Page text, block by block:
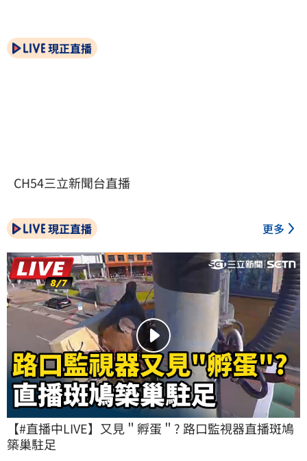
現正直播
CH54三立新聞台直播
現正直播 更多
【#直播中LIVE】又見＂孵蛋＂? 路口監視器直播斑鳩
築巢駐足